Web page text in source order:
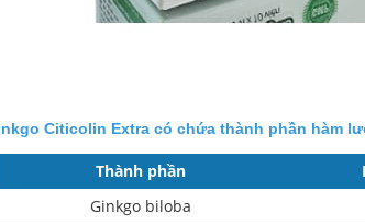
Citicolin Extra có chứa thành phần hàm
Thành phần
Ginkgo biloba